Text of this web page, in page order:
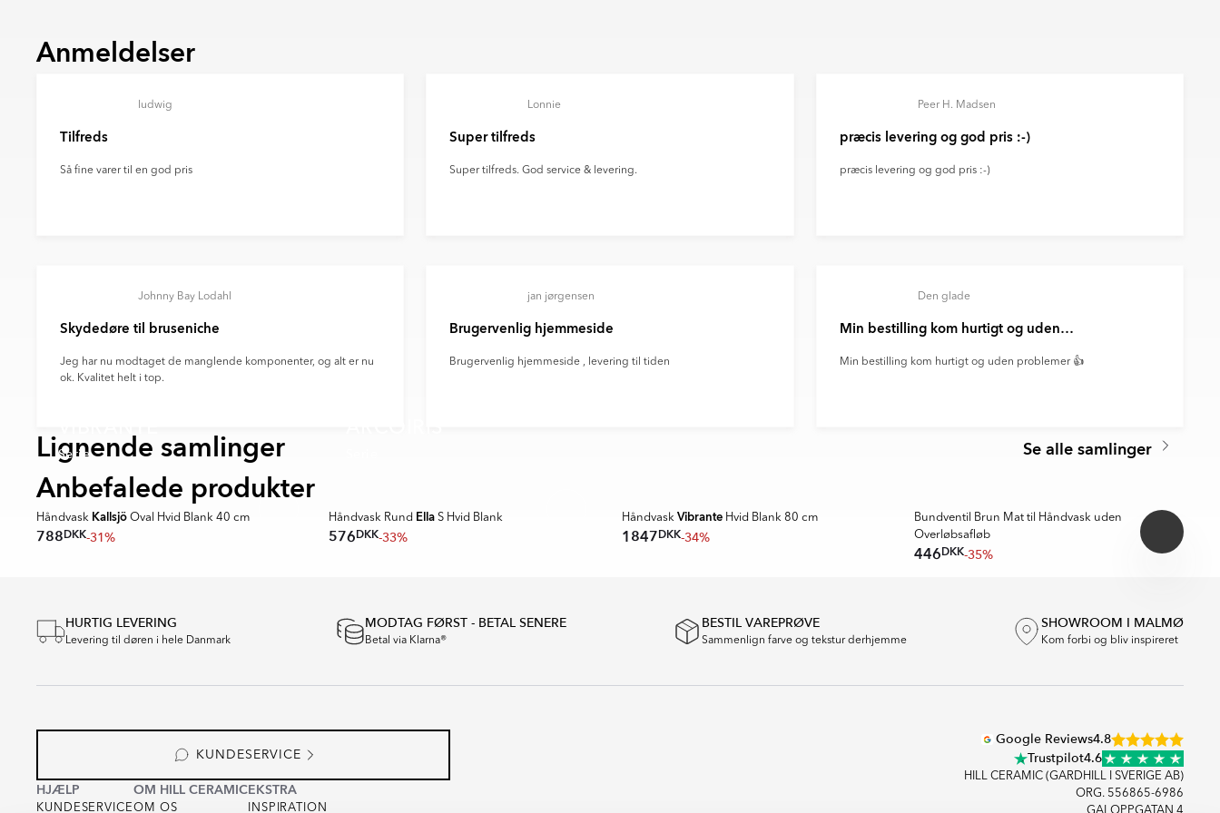
produkt, hvilket skyldes forvrængning af farvegengivelsen fra din skærm,
Bemærk venligst, at farven på produktet på billedet kan afvige fra den
farvegengivelse fra din skærm, kameraindstillinger og andre faktorer.
Når du vælger levering via DHL eller DSV, er du med til at støtte en mere
Anmeldelser
ludwig
Tilfreds
Så fine varer til en god pris
Lonnie
Super tilfreds
Super tilfreds. God service & levering.
Peer H. Madsen
præcis levering og god pris :-)
præcis levering og god pris :-)
Johnny Bay Lodahl
Skydedøre til bruseniche
Jeg har nu modtaget de manglende komponenter, og alt er nu
ok. Kvalitet helt i top.
jan jørgensen
Brugervenlig hjemmeside
Brugervenlig hjemmeside , levering til tiden
Den glade
Min bestilling kom hurtigt og uden…
Min bestilling kom hurtigt og uden problemer 👍
Lignende samlinger Se alle samlinger
Serie
Anbefalede produkter
SPARA MER
Håndvask Kallsjö Oval Hvid Blank 40 cm
788DKK-31%
Håndvask Rund Ella S Hvid Blank
576DKK-33%
Håndvask VibranteHvid Blank 80 cm
1847DKK-34%
Bundventil Brun Mat til Håndvask uden
Overløbsafløb
446DKK-35%
HURTIG LEVERING
Levering til døren i hele Danmark
MODTAG FØRST - BETAL SENERE
Betal via Klarna®
BESTIL VAREPRØVE
Sammenlign farve og tekstur derhjemme
SHOWROOM I MALMØ
Kom forbi og bliv inspireret
KUNDESERVICE
HJÆLP
KUNDESERVICE
OM HILL CERAMIC
OM OS
EKSTRA
INSPIRATION
Google Reviews4.8
Trustpilot4.6
HILL CERAMIC (GARDHILL I SVERIGE AB)
ORG. 556865-6986